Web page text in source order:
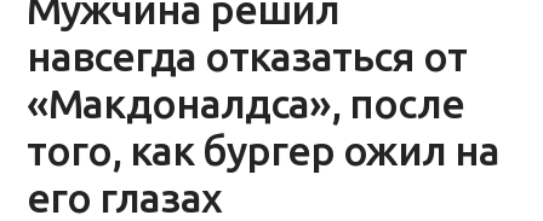
навсегда отказаться от
«Макдоналдса», после
того, как бургер ожил на
его глазах